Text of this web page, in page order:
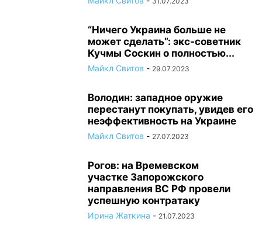
“Ничего Украина больше не
может сделать”: экс-советник
Кучмы Соскин о полностью...
Майкл Свитов - 29.07.2023
Володин: западное оружие
перестанут покупать, увидев его
неэффективность на Украине
Майкл Свитов - 27.07.2023
Рогов: на Времевском
участке Запорожского
направления ВС РФ провели
успешную контратаку
Ирина Жаткина - 21.07.2023